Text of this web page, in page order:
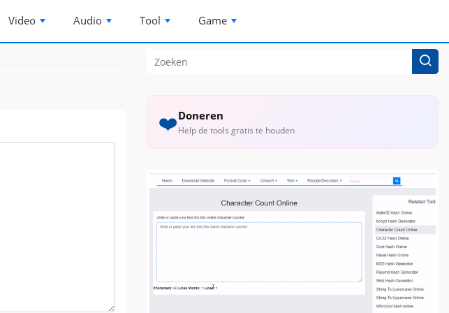
Video Audio Tool Game
❤️Doneren
Help de tools gratis te houden